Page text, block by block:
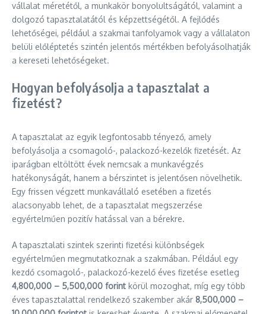
vállalat méretétől, a munkakör bonyolultságától, valamint a
dolgozó tapasztalatától és képzettségétől. A fejlődés
lehetőségei, például a szakmai tanfolyamok vagy a vállalaton
belüli előléptetés szintén jelentős mértékben befolyásolhatják
a kereseti lehetőségeket.
Hogyan befolyásolja a tapasztalat a
fizetést?
A tapasztalat az egyik legfontosabb tényező, amely
befolyásolja a csomagoló-, palackozó-kezelők fizetését. Az
iparágban eltöltött évek nemcsak a munkavégzés
hatékonyságát, hanem a bérszintet is jelentősen növelhetik.
Egy frissen végzett munkavállaló esetében a fizetés
alacsonyabb lehet, de a tapasztalat megszerzése
egyértelműen pozitív hatással van a bérekre.
A tapasztalati szintek szerinti fizetési különbségek
egyértelműen megmutatkoznak a szakmában. Például egy
kezdő csomagoló-, palackozó-kezelő éves fizetése esetleg
4,800,000 – 5,500,000 forint körül mozoghat, míg egy több
éves tapasztalattal rendelkező szakember akár 8,500,000 –